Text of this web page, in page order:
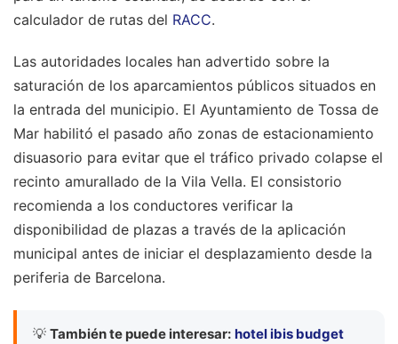
calculador de rutas del RACC.
Las autoridades locales han advertido sobre la
saturación de los aparcamientos públicos situados en
la entrada del municipio. El Ayuntamiento de Tossa de
Mar habilitó el pasado año zonas de estacionamiento
disuasorio para evitar que el tráfico privado colapse el
recinto amurallado de la Vila Vella. El consistorio
recomienda a los conductores verificar la
disponibilidad de plazas a través de la aplicación
municipal antes de iniciar el desplazamiento desde la
periferia de Barcelona.
💡 También te puede interesar: hotel ibis budget